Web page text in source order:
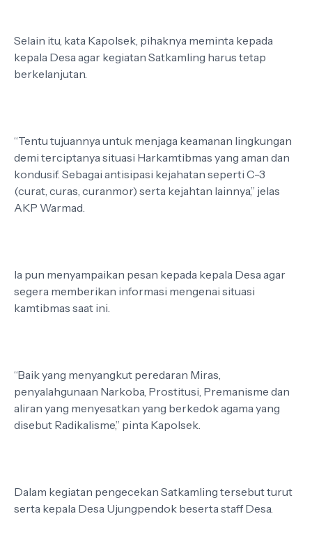
Selain itu, kata Kapolsek, pihaknya meminta kepada
kepala Desa agar kegiatan Satkamling harus tetap
berkelanjutan.
“Tentu tujuannya untuk menjaga keamanan lingkungan
demi terciptanya situasi Harkamtibmas yang aman dan
kondusif. Sebagai antisipasi kejahatan seperti C-3
(curat, curas, curanmor) serta kejahtan lainnya,” jelas
AKP Warmad.
Ia pun menyampaikan pesan kepada kepala Desa agar
segera memberikan informasi mengenai situasi
kamtibmas saat ini.
“Baik yang menyangkut peredaran Miras,
penyalahgunaan Narkoba, Prostitusi, Premanisme dan
aliran yang menyesatkan yang berkedok agama yang
disebut Radikalisme,” pinta Kapolsek.
Dalam kegiatan pengecekan Satkamling tersebut turut
serta kepala Desa Ujungpendok beserta staff Desa.